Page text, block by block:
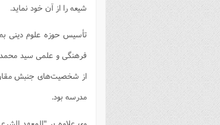
شیعه را از آن خود نماید.
تأسیس حوزه علوم دینی
فرهنگی و علمی سید
از شخصیت‌های جنبش
مدرسه بود.